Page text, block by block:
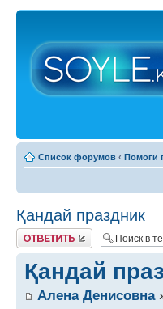
Список форумов ‹ Помоги
Қандай праздник
Ответить
Қандай
Алена Денисовна